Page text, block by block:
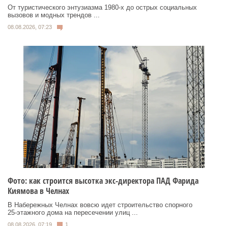
От туристического энтузиазма 1980‑х до острых социальных
вызовов и модных трендов ...
08.08.2026, 07:23
Фото: как строится высотка экс-директора ПАД Фарида
Киямова в Челнах
В Набережных Челнах вовсю идет строительство спорного
25‑этажного дома на пересечении улиц ...
08.08.2026, 07:19 1